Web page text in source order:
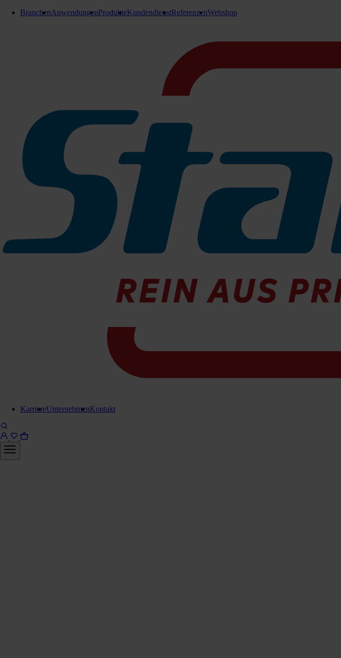
BranchenAnwendungenProdukteKundendienstReferenzenWebshop
KarriereUnternehmenKontakt
Beschichtungen
Pflegeemulsion für die umweltbewusste Bodenpflege
Streifenfreie, selbstglänzende Abtrocknung des Pflegefilms
Gleitreibungsbeiwert zwischen 0,4 und 0,6 µ
Rutschhemmende Eigenschaft wird durch Polieren nicht verändert
Problemlose Entfernung von Begehspuren durch Polieren (ca. 1000 U. p. M.)
Teilentschichtung ohne Verwendung eines Grundreinigers im Rahmen der Intensivreinigung
Zu den Produktinfos
073-200405
Sofort lieferbar
Lieferung in 6-8 Werktagen